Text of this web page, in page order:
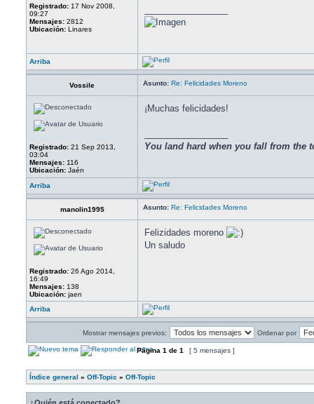
Registrado: 17 Nov 2008,
09:27
Mensajes: 2812
Ubicación: Linares
Arriba
Vossile Asunto: Re: Felicidades Moreno
Registrado: 21 Sep 2013,
03:04
Mensajes: 116
Ubicación: Jaén
¡Muchas felicidades!
You land hard when you fall from the
Arriba
manolin1995 Asunto: Re: Felicidades Moreno
Registrado: 26 Ago 2014,
16:49
Mensajes: 138
Ubicación: jaen
Felizidades moreno
Un saludo
Arriba
Mostrar mensajes previos: Ordenar por
Página 1 de 1 [ 5 mensajes ]
Índice general » Off-Topic » Off-Topic